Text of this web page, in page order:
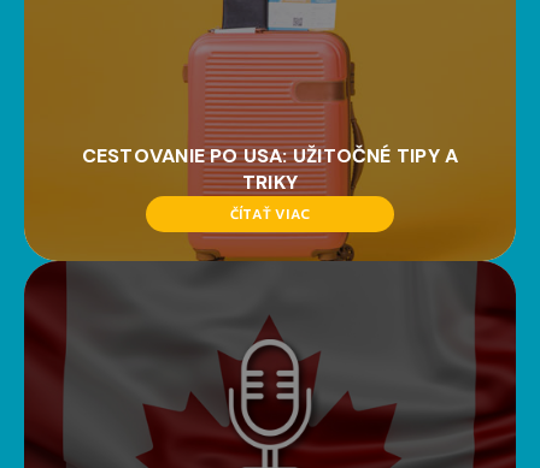
CESTOVANIE PO USA: UŽITOČNÉ TIPY A
TRIKY
ČÍTAŤ VIAC